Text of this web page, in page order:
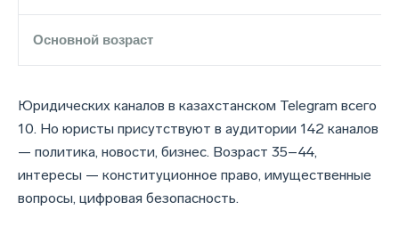
Основной возраст
Юридических каналов в казахстанском Telegram всего
10. Но юристы присутствуют в аудитории 142 каналов
— политика, новости, бизнес. Возраст 35–44,
интересы — конституционное право, имущественные
вопросы, цифровая безопасность.